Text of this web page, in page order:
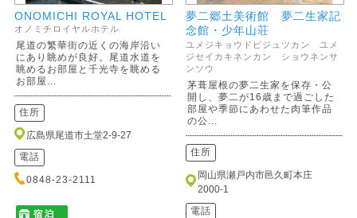
ONOMICHI ROYAL HOTEL
オノミチロイヤルホテル
尾道の繁華街の近くの海岸沿い
にあり眺めが良好。尾道水道を
眺めるお部屋と千光寺を眺める
お部屋...
住所
広島県尾道市土堂2-9-27
電話
0848-23-2111
夢二郷土美術館 夢二生家記
念館・少年山荘
ユメジキョウドビジュツカン ユメ
ジセイカキネンカン ショウネンサ
ンソウ
茅葺屋根の夢二生家を保存・公
開し、夢二が16歳まで過ごした
部屋や季節にあわせた肉筆作品
の公...
住所
岡山県瀬戸内市邑久町本庄
2000-1
電話